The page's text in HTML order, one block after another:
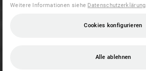
Weitere Informationen siehe Datenschutzerklärung
Cookies konfigurieren
Alle ablehnen